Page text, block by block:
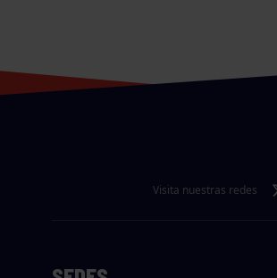
Visita nuestras redes